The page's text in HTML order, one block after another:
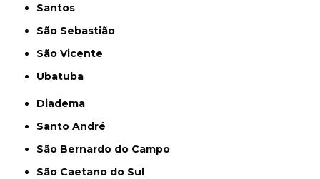
Santos
São Sebastião
São Vicente
Ubatuba
Diadema
Santo André
São Bernardo do Campo
São Caetano do Sul